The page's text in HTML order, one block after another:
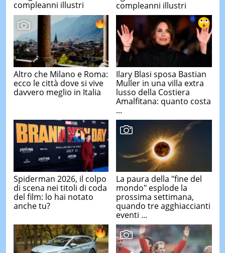
compleanni illustri
compleanni illustri
Altro che Milano e Roma:
ecco le città dove si vive
davvero meglio in Italia
Ilary Blasi sposa Bastian
Muller in una villa extra
lusso della Costiera
Amalfitana: quanto costa
...
Spiderman 2026, il colpo
di scena nei titoli di coda
del film: lo hai notato
anche tu?
La paura della "fine del
mondo" esplode la
prossima settimana,
quando tre agghiaccianti
eventi ...